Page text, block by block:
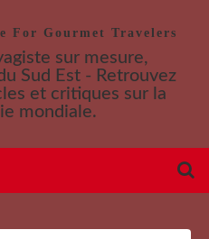
For Gourmet Travelers
sur mesure,
Sud Est - Retrouvez
et critiques sur la
mondiale.